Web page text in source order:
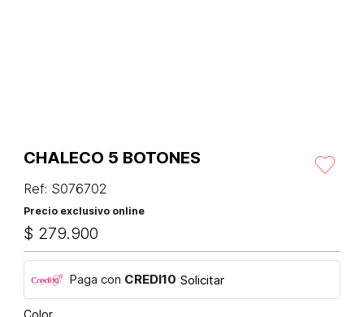
CHALECO 5 BOTONES
Ref: S076702
Precio exclusivo online
$ 279.900
Paga con CREDI10 Solicitar